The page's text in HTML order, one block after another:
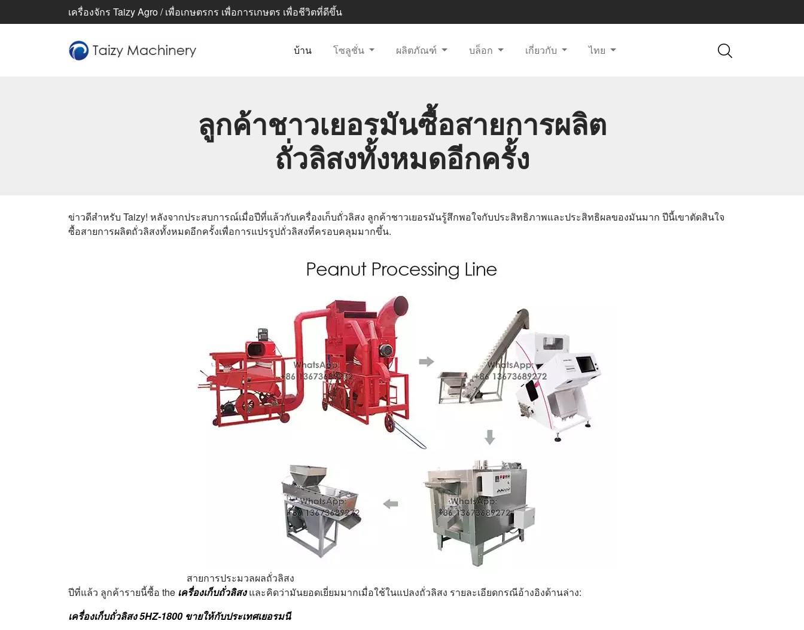
เครื่องจักร Taizy Agro / เพื่อเกษตรกร เพื่อการเกษตร เพื่อชีวิตที่ดีขึ้น
บ้าน โซลูชั่น ผลิตภัณฑ์ บล็อก เกี่ยวกับ ไทย
ลูกค้าชาวเยอรมันซื้อสายการผลิต
ถั่วลิสงทั้งหมดอีกครั้ง
ข่าวดีสำหรับ Taizy! หลังจากประสบการณ์เมื่อปีที่แล้วกับเครื่องเก็บถั่วลิสง ลูกค้าชาวเยอรมันรู้สึกพอใจกับประสิทธิภาพและประสิทธิผลของมันมาก ปีนี้เขาตัดสินใจ
ซื้อสายการผลิตถั่วลิสงทั้งหมดอีกครั้งเพื่อการแปรรูปถั่วลิสงที่ครอบคลุมมากขึ้น.
สายการประมวลผลถั่วลิสง
ปีที่แล้ว ลูกค้ารายนี้ซื้อ the เครื่องเก็บถั่วลิสงและคิดว่ามันยอดเยี่ยมมากเมื่อใช้ในแปลงถั่วลิสง รายละเอียดกรณีอ้างอิงด้านล่าง:
เครื่องเก็บถั่วลิสง 5HZ-1800 ขายให้กับประเทศเยอรมนี